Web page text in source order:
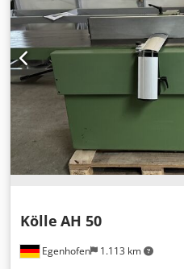
Egenhofen 1.113 km
Kölle AH 50